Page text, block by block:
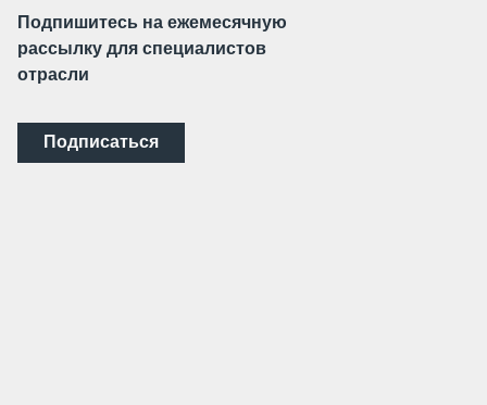
Подпишитесь на ежемесячную
рассылку для специалистов
отрасли
Подписаться